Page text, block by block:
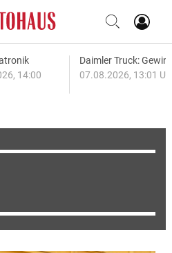
14:00
Daimler Truck:
07.08.2026, 13:01